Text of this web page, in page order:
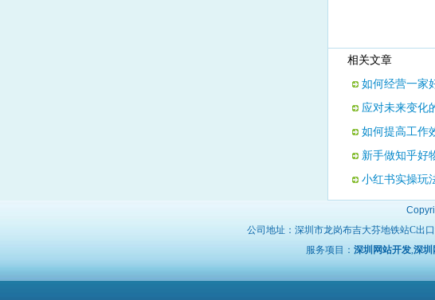
相关文章
如何经营一家
应对未来变化
如何提高工作
新手做知乎好
小红书实操玩
公司地址：深圳市龙岗布吉大芬地铁站C出
服务项目： 深圳网站开发,深圳